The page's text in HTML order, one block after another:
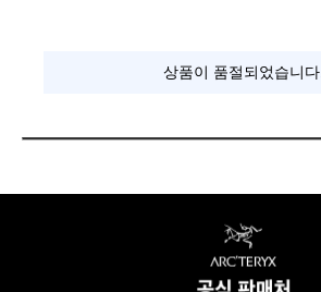
상품이 품절되었습니다.